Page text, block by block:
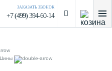
ЗАКАЗАТЬ ЗВОНОК
+7 (499) 394-60-14